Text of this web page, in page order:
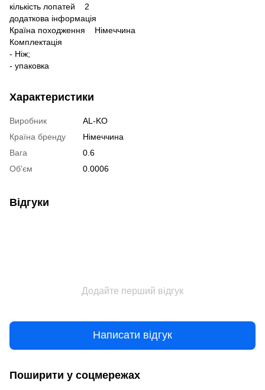
кількість лопатей 2
додаткова інформація
Країна походження Німеччина
Комплектація
- Ніж;
- упаковка
Характеристики
Виробник
AL-KO
Країна бренду
Німеччина
Вага
0.6
Об'єм
0.0006
Відгуки
Додайте перший відгук
Написати відгук
Поширити у соцмережах